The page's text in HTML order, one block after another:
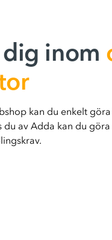
dig inom
kan du enkelt
du av Adda kan du